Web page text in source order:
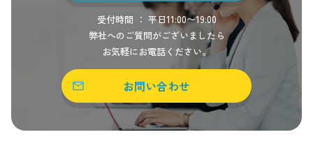
受付時間 ： 平日11:00〜19:00
弊社へのご質問がございましたら
お気軽にお電話ください。
お問い合わせ